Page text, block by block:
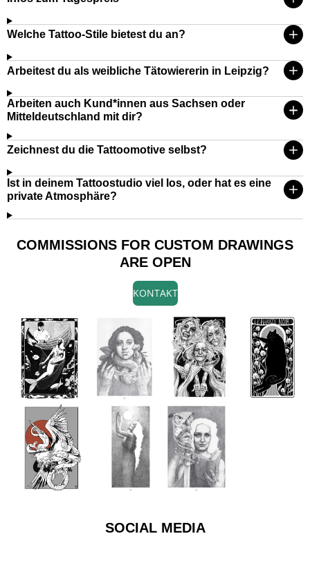
Welche Tattoo-Stile bietest du an?
Arbeitest du als weibliche Tätowiererin in Leipzig?
Arbeiten auch Kund*innen aus Sachsen oder
Mitteldeutschland mit dir?
Zeichnest du die Tattoomotive selbst?
Ist in deinem Tattoostudio viel los, oder hat es eine
private Atmosphäre?
COMMISSIONS FOR CUSTOM DRAWINGS
ARE OPEN
KONTAKT
SOCIAL MEDIA